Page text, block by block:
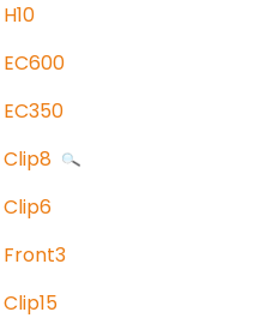
H10
EC600
EC350
Clip8
Clip6
Front3
Clip15